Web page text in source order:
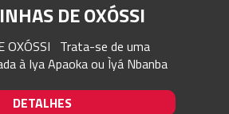
DE OXÓSSI
OXÓSSI Trata-se de uma
à Iya Apaoka ou Ìyá Nbanba
DETALHES